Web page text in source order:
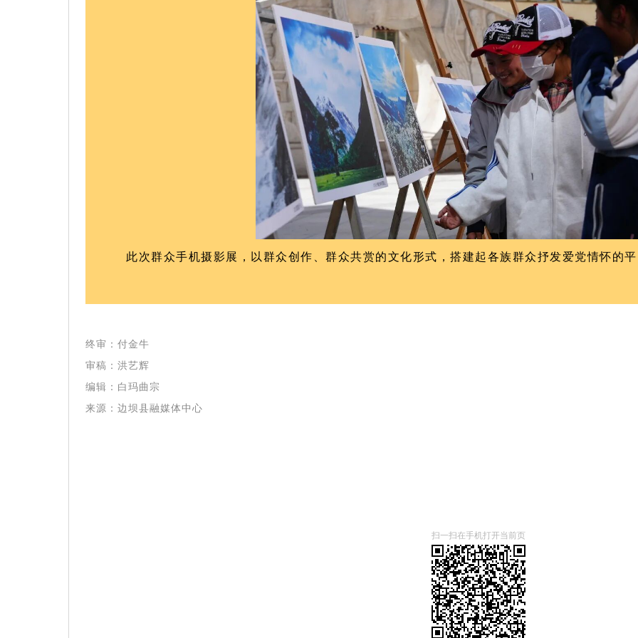
此次群众手机摄影展，以群众创作、群众共赏的文化形式，搭建起各族群众抒发爱党情怀的
终审：付金牛
审稿：洪艺辉
编辑：白玛曲宗
来源： 边坝县融媒体中心
扫一扫在手机打开当前页